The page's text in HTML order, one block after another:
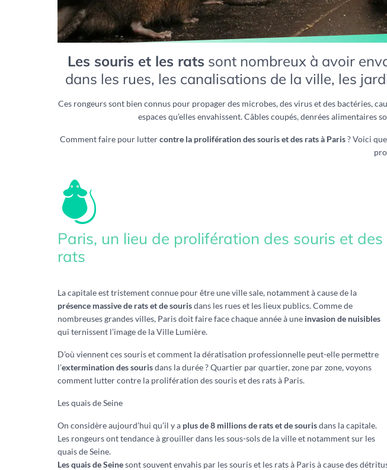
Les souris et les rats sont nombreux à avoir
dans les rues, les canalisations de la ville, les
Ces rongeurs sont bien connus pour propager des microbes, des virus et des bactéries,
espaces qu’elles envahissent. Câbles coupés, denrées alimentaires
Comment faire pour luttercontre la prolifération des souris et des rats à Paris? Voici
Paris, un lieu de prolifération des souris et des
rats
La capitale est tristement connue pour être une ville sale, notamment à cause de la
présence massive de rats et de sourisdans les rues et les lieux publics. Comme de
nombreuses grandes villes, Paris doit faire face chaque année à une invasion de nuisibles
qui ternissent l’image de la Ville Lumière.
D’où viennent ces souris et comment la dératisation professionnelle peut-elle permettre
l’extermination des sourisdans la durée ? Quartier par quartier, zone par zone, voyons
comment lutter contre la prolifération des souris et des rats à Paris.
Les quais de Seine
On considère aujourd’hui qu’il y a plus de 8 millions de rats et de sourisdans la capitale.
Les rongeurs ont tendance à grouiller dans les sous-sols de la ville et notamment sur les
quais de Seine.
Les quais de Seinesont souvent envahis par les souris et les rats à Paris à cause des